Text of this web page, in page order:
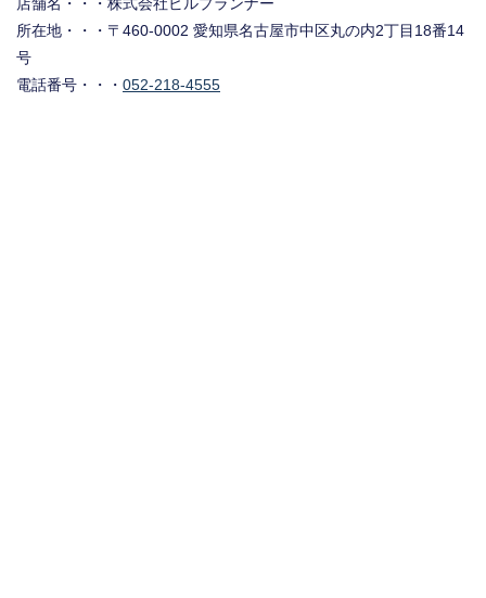
所在地・・・〒460-0002 愛知県名古屋市中区丸の内2丁目18番14
号
電話番号・・・ 052-218-4555